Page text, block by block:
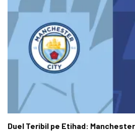
Duel Teribil pe Etihad: